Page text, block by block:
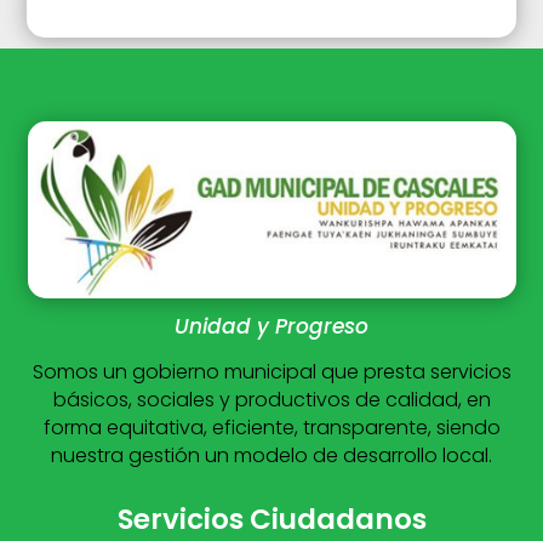
Unidad y Progreso
Somos un gobierno municipal que presta servicios
básicos, sociales y productivos de calidad, en
forma equitativa, eficiente, transparente, siendo
nuestra gestión un modelo de desarrollo local.
Servicios Ciudadanos